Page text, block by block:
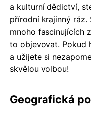
a kulturní dědictví,
přírodní krajinný ráz.
mnoho fascinujících
to objevovat. Pokud
a užijete si
skvělou volbou!
Geografická